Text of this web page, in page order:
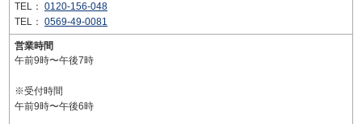
TEL： 0120-156-048
TEL： 0569-49-0081
営業時間
午前9時〜午後7時
※受付時間
午前9時〜午後6時